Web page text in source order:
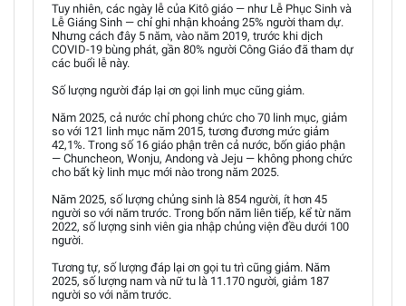
Tuy nhiên, các ngày lễ của Kitô giáo — như Lễ Phục Sinh và
Lễ Giáng Sinh — chỉ ghi nhận khoảng 25% người tham dự.
Nhưng cách đây 5 năm, vào năm 2019, trước khi dịch
COVID-19 bùng phát, gần 80% người Công Giáo đã tham dự
các buổi lễ này.
Số lượng người đáp lại ơn gọi linh mục cũng giảm.
Năm 2025, cả nước chỉ phong chức cho 70 linh mục, giảm
so với 121 linh mục năm 2015, tương đương mức giảm
42,1%. Trong số 16 giáo phận trên cả nước, bốn giáo phận
— Chuncheon, Wonju, Andong và Jeju — không phong chức
cho bất kỳ linh mục mới nào trong năm 2025.
Năm 2025, số lượng chủng sinh là 854 người, ít hơn 45
người so với năm trước. Trong bốn năm liên tiếp, kể từ năm
2022, số lượng sinh viên gia nhập chủng viện đều dưới 100
người.
Tương tự, số lượng đáp lại ơn gọi tu trì cũng giảm. Năm
2025, số lượng nam và nữ tu là 11.170 người, giảm 187
người so với năm trước.